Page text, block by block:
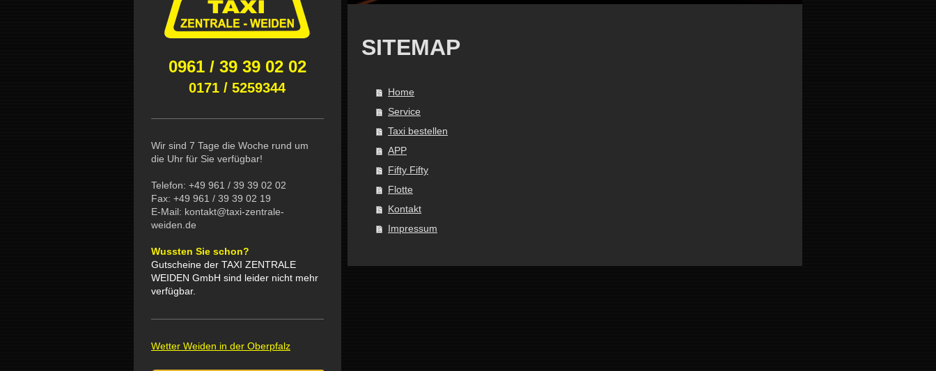
SITEMAP
Home
Service
Taxi bestellen
APP
Fifty Fifty
Flotte
Kontakt
Impressum
0961 / 39 39 02 02
0171 / 5259344
Wir sind 7 Tage die Woche rund um
die Uhr für Sie verfügbar!
Telefon: +49 961 / 39 39 02 02
Fax: +49 961 / 39 39 02 19
E-Mail: kontakt@taxi-zentrale-
weiden.de
Wussten Sie schon?
Gutscheine der TAXI ZENTRALE
WEIDEN GmbH sind leider nicht mehr
verfügbar.
Wetter Weiden in der Oberpfalz